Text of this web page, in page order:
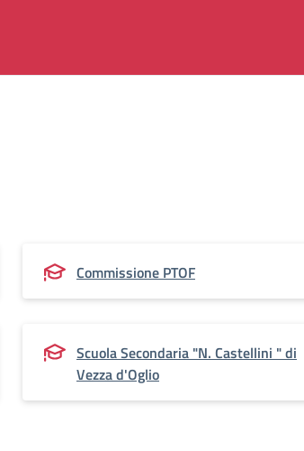
Commissione PTOF
Scuola Secondaria "N. Castellini " di
Vezza d'Oglio